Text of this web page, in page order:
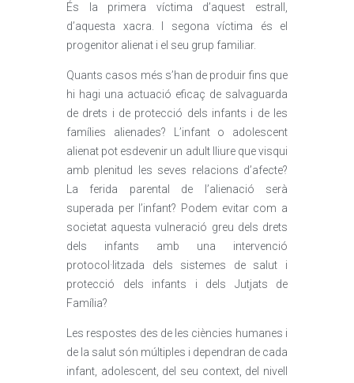
És la primera víctima d’aquest estrall,
d’aquesta xacra. I segona víctima és el
progenitor alienat i el seu grup familiar.
Quants casos més s’han de produir fins que
hi hagi una actuació eficaç de salvaguarda
de drets i de protecció dels infants i de les
famílies alienades? L’infant o adolescent
alienat pot esdevenir un adult lliure que visqui
amb plenitud les seves relacions d’afecte?
La ferida parental de l’alienació serà
superada per l’infant? Podem evitar com a
societat aquesta vulneració greu dels drets
dels infants amb una intervenció
protocol·litzada dels sistemes de salut i
protecció dels infants i dels Jutjats de
Família?
Les respostes des de les ciències humanes i
de la salut són múltiples i dependran de cada
infant, adolescent, del seu context, del nivell